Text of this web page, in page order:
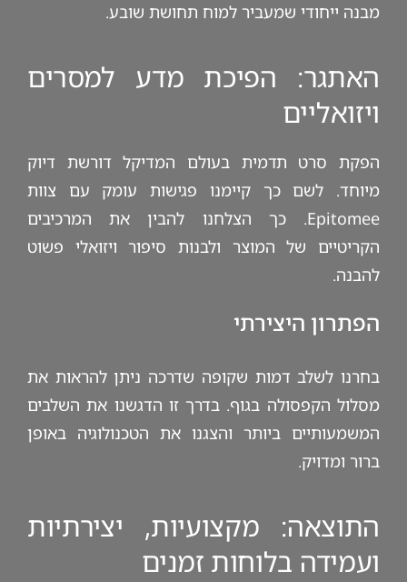
מבנה ייחודי שמעביר למוח תחושת שובע.
האתגר: הפיכת מדע למסרים
ויזואליים
הפקת סרט תדמית בעולם המדיקל דורשת דיוק
מיוחד. לשם כך קיימנו פגישות עומק עם צוות
Epitomee. כך הצלחנו להבין את המרכיבים
הקריטיים של המוצר ולבנות סיפור ויזואלי פשוט
להבנה.
הפתרון היצירתי
בחרנו לשלב דמות שקופה שדרכה ניתן להראות את
מסלול הקפסולה בגוף. בדרך זו הדגשנו את השלבים
המשמעותיים ביותר והצגנו את הטכנולוגיה באופן
ברור ומדויק.
התוצאה: מקצועיות, יצירתיות
ועמידה בלוחות זמנים